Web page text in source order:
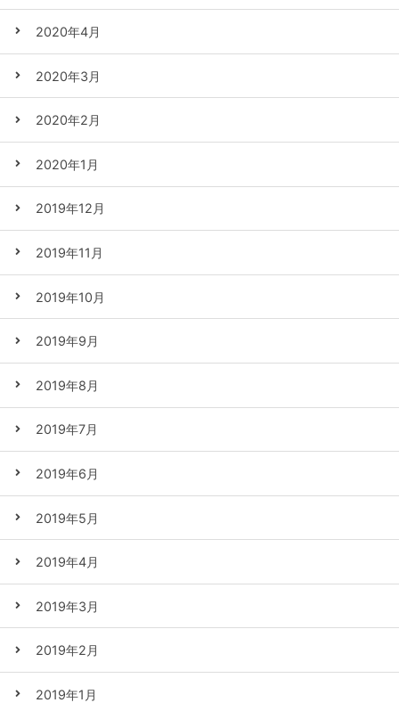
2020年4月
2020年3月
2020年2月
2020年1月
2019年12月
2019年11月
2019年10月
2019年9月
2019年8月
2019年7月
2019年6月
2019年5月
2019年4月
2019年3月
2019年2月
2019年1月